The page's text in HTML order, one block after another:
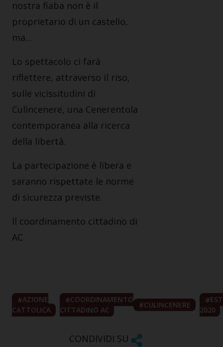
nostra fiaba non è il
proprietario di un castello,
ma…
Lo spettacolo ci farà
riflettere, attraverso il riso,
sulle vicissitudini di
Culincenere, una Cenerentola
contemporanea alla ricerca
della libertà.
La partecipazione è libera e
saranno rispettate le norme
di sicurezza previste.
Il coordinamento cittadino di
AC
AZIONE
CATTOLICA
COORDINAMENTO
CITTADINO AC
CULINCENERE
2020
CONDIVIDI SU